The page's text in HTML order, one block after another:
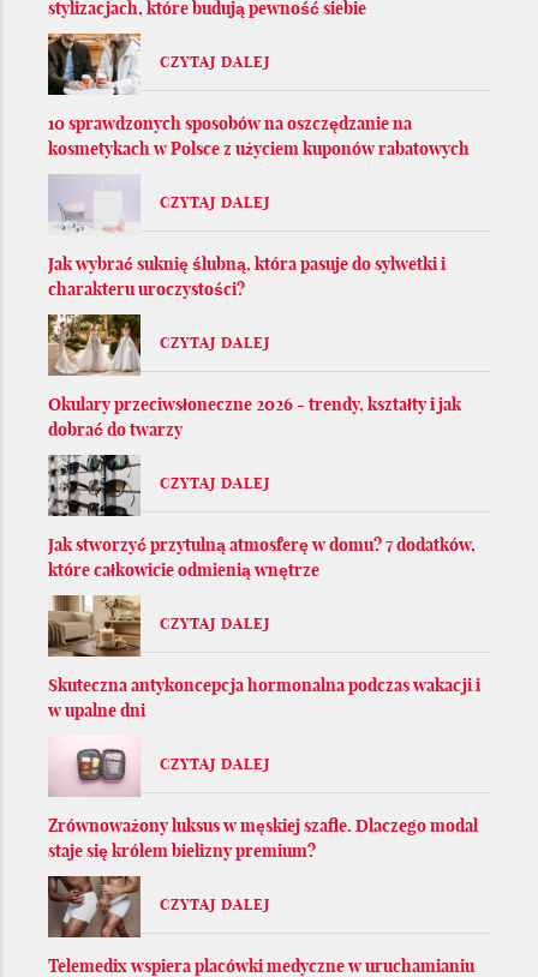
stylizacjach, które budują pewność siebie
CZYTAJ DALEJ
10 sprawdzonych sposobów na oszczędzanie na
kosmetykach w Polsce z użyciem kuponów rabatowych
CZYTAJ DALEJ
Jak wybrać suknię ślubną, która pasuje do sylwetki i
charakteru uroczystości?
CZYTAJ DALEJ
Okulary przeciwsłoneczne 2026 - trendy, kształty i jak
dobrać do twarzy
CZYTAJ DALEJ
Jak stworzyć przytulną atmosferę w domu? 7 dodatków,
które całkowicie odmienią wnętrze
CZYTAJ DALEJ
Skuteczna antykoncepcja hormonalna podczas wakacji i
w upalne dni
CZYTAJ DALEJ
Zrównoważony luksus w męskiej szafie. Dlaczego modal
staje się królem bielizny premium?
CZYTAJ DALEJ
Telemedix wspiera placówki medyczne w uruchamianiu